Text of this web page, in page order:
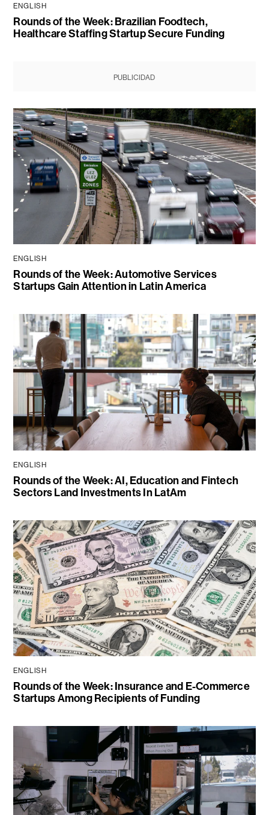
ENGLISH
Rounds of the Week: Brazilian Foodtech,
Healthcare Staffing Startup Secure Funding
PUBLICIDAD
ENGLISH
Rounds of the Week: Automotive Services
Startups Gain Attention in Latin America
ENGLISH
Rounds of the Week: AI, Education and Fintech
Sectors Land Investments In LatAm
ENGLISH
Rounds of the Week: Insurance and E-Commerce
Startups Among Recipients of Funding